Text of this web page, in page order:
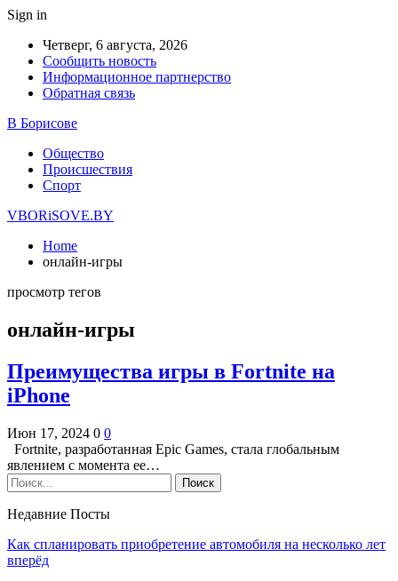
Sign in
Четверг, 6 августа, 2026
Сообщить новость
Информационное партнерство
Обратная связь
В Борисове
Общество
Происшествия
Спорт
VBORiSOVE.BY
Home
онлайн-игры
просмотр тегов
онлайн-игры
Преимущества игры в Fortnite на
iPhone
Июн 17, 2024 0 0
Fortnite, разработанная Epic Games, стала глобальным
явлением с момента ее…
Недавние Посты
Как спланировать приобретение автомобиля на несколько лет
вперёд